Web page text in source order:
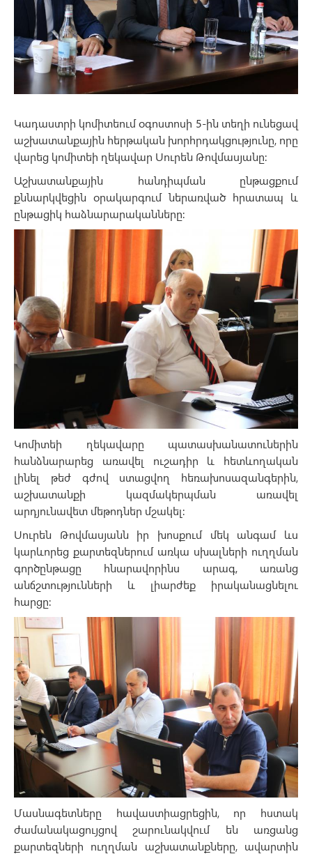
Կադաստրի կոմիտեում օգոստոսի 5-ին տեղի ունեցավ
աշխատանքային հերթական խորհրդակցությունը, որը
վարեց կոմիտեի ղեկավար Սուրեն Թովմասյանը։
Աշխատանքային հանդիպման ընթացքում
քննարկվեցին օրակարգում ներառված հրատապ և
ընթացիկ հաձնարարականները։
Կոմիտեի ղեկավարը պատասխանատուներին
հանձնարարեց առավել ուշադիր և հետևողական
լինել թեժ գժով ստացվող հեռախոսազանգերին,
աշխատանքի կազմակերպման առավել
արդյունավետ մեթոդներ մշակել։
Սուրեն Թովմասյանն իր խոսքում մեկ անգամ ևս
կարևորեց քարտեզներում առկա սխալների ուղղման
գործընթացը հնարավորինս արագ, առանց
անճշտությունների և լիարժեք իրականացնելու
հարցը։
Մասնագետները հավաստիացրեցին, որ հստակ
ժամանակացույցով շարունակվում են առցանց
քարտեզների ուղղման աշխատանքները, ավարտին